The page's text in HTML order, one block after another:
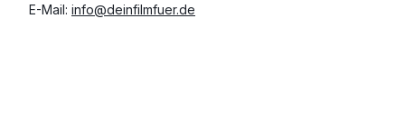
E-Mail: info@deinfilmfuer.de